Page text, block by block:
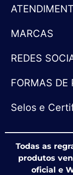
MARCAS
REDES
FORMAS DE
Selos e
Todas as
produtos
oficial e